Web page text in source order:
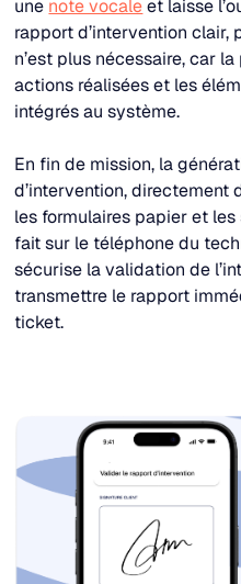
une note vocaleet laisse
rapport d’intervention clair,
n’est plus nécessaire, car
actions réalisées et les
intégrés au système.​
En fin de mission, la
d’intervention, directement
les formulaires papier et
fait sur le téléphone du
sécurise la validation de
transmettre le rapport
ticket.​